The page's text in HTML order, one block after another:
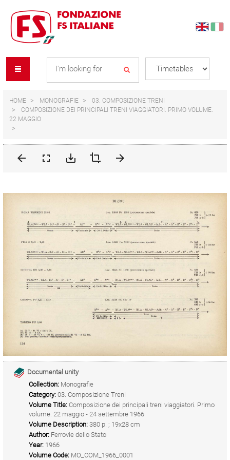
content
navigation
menu
HOME MONOGRAFIE
03. COMPOSIZIONE TRENI
COMPOSIZIONE DEI PRINCIPALI TRENI VIAGGIATORI. PRIMO VOLUME.
22 MAGGIO
Documental unity
Collection: Monografie
Category: 03. Composizione Treni
Volume Title: Composizione dei principali treni viaggiatori. Primo
volume. 22 maggio - 24 settembre 1966
Volume Description: 380 p. ; 19x28 cm
Author: Ferrovie dello Stato
Year: 1966
Volume Code: MO_COM_1966_0001